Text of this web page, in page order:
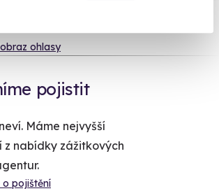
ohlasy
pojistit
Máme nejvyšší
z nabídky zážitkových
o pojištění